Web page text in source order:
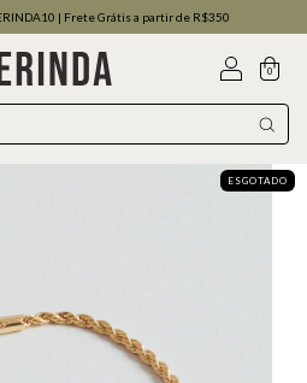
| Frete Grátis a partir de R$350
0
ESGOTADO